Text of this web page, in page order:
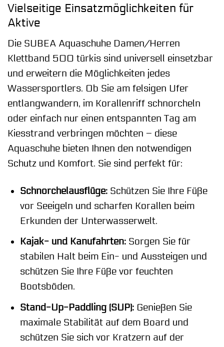
Vielseitige Einsatzmöglichkeiten für
Aktive
Die SUBEA Aquaschuhe Damen/Herren
Klettband 500 türkis sind universell einsetzbar
und erweitern die Möglichkeiten jedes
Wassersportlers. Ob Sie am felsigen Ufer
entlangwandern, im Korallenriff schnorcheln
oder einfach nur einen entspannten Tag am
Kiesstrand verbringen möchten – diese
Aquaschuhe bieten Ihnen den notwendigen
Schutz und Komfort. Sie sind perfekt für:
Schnorchelausflüge:Schützen Sie Ihre Füße
vor Seeigeln und scharfen Korallen beim
Erkunden der Unterwasserwelt.
Kajak- und Kanufahrten:Sorgen Sie für
stabilen Halt beim Ein- und Aussteigen und
schützen Sie Ihre Füße vor feuchten
Bootsböden.
Stand-Up-Paddling (SUP):Genießen Sie
maximale Stabilität auf dem Board und
schützen Sie sich vor Kratzern auf der